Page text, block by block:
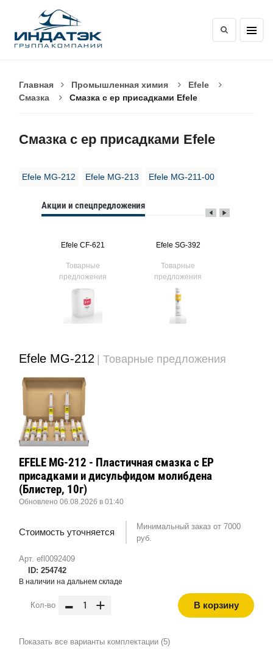
Главная Промышленная химия
Efele
Смазка
Смазка с ep присадками Efele
Смазка с ep присадками Efele
Efele MG-212 Efele MG-213 Efele MG-211-00
Акции и спецпредложения
Efele CF-621
Товарные
предложения
Efele SG-392
Товарные
предложения
Efele MG-212 | Товарные предложения
Арт. efl0092409
ID: 254742
EFELE MG-212 - Пластичная смазка с EP
присадками и дисульфидом молибдена
(Блистер, 10г)
Обновлено 06.08.2026 в 01:40
Стоимость уточняется
Минимальный заказ от 7000
руб.
В наличии на дальнем складе
Кол-во - + В корзину
Показать все варианты комплектации (5)